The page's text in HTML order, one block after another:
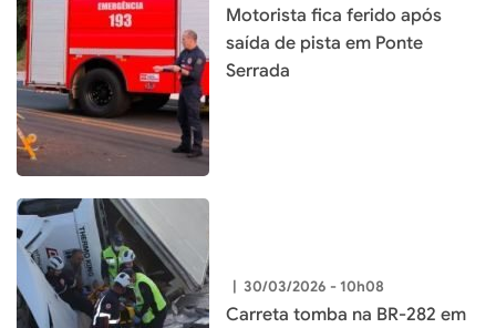
Motorista fica ferido após
saída de pista em Ponte
Serrada
30/03/2026 - 10h08
Carreta tomba na BR-282 em